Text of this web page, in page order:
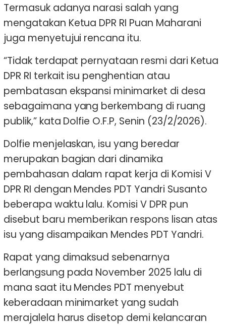
Termasuk adanya narasi salah yang
mengatakan Ketua DPR RI Puan Maharani
juga menyetujui rencana itu.
“Tidak terdapat pernyataan resmi dari Ketua
DPR RI terkait isu penghentian atau
pembatasan ekspansi minimarket di desa
sebagaimana yang berkembang di ruang
publik,” kata Dolfie O.F.P, Senin (23/2/2026).
Dolfie menjelaskan, isu yang beredar
merupakan bagian dari dinamika
pembahasan dalam rapat kerja di Komisi V
DPR RI dengan Mendes PDT Yandri Susanto
beberapa waktu lalu. Komisi V DPR pun
disebut baru memberikan respons lisan atas
isu yang disampaikan Mendes PDT Yandri.
Rapat yang dimaksud sebenarnya
berlangsung pada November 2025 lalu di
mana saat itu Mendes PDT menyebut
keberadaan minimarket yang sudah
merajalela harus disetop demi kelancaran